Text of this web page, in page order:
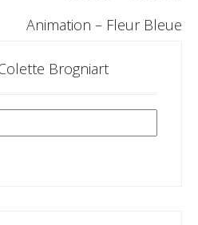
Animation – Fleur Bleue
Brogniart